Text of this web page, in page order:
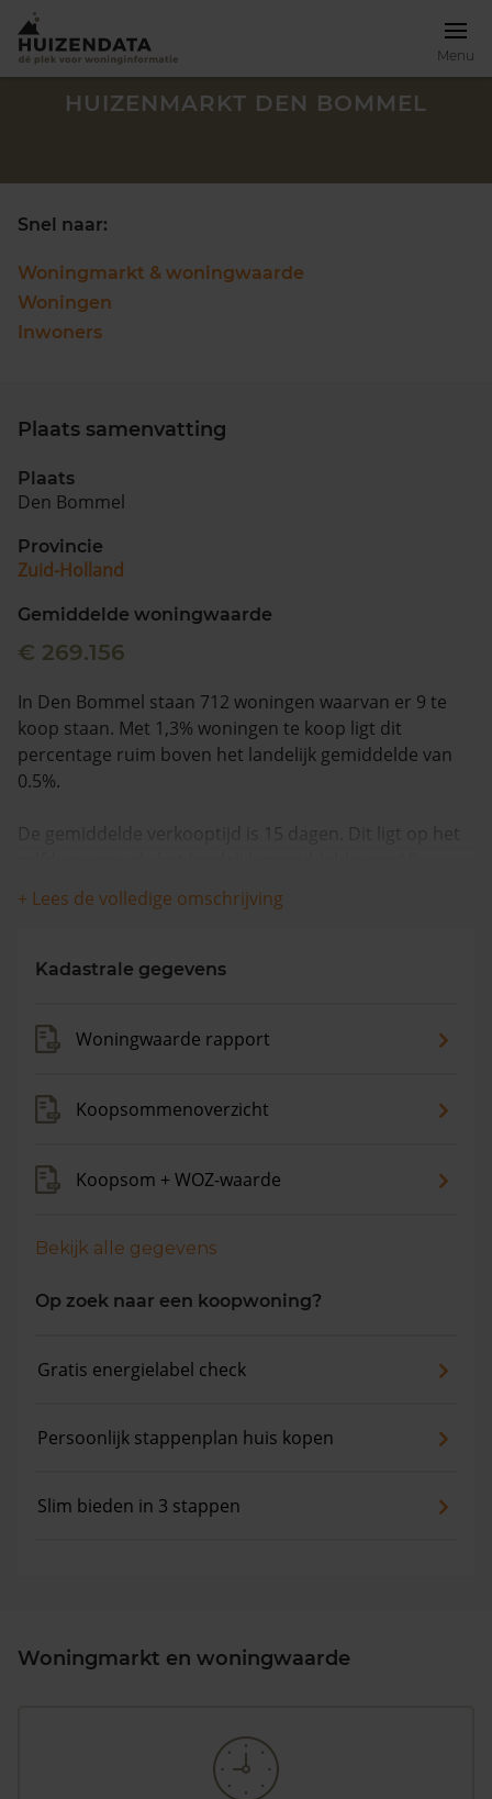
Menu
Zoek een woning
088 220 4200
Maandag t/m vrijdag - 08:00 -18:00
HUIZENMARKT DEN BOMMEL
Snel naar:
Woningmarkt & woningwaarde
Woningen
Inwoners
Plaats samenvatting
Plaats
Den Bommel
Provincie
Zuid-Holland
Gemiddelde woningwaarde
€ 269.156
In Den Bommel staan 712 woningen waarvan er 9 te
koop staan. Met 1,3% woningen te koop ligt dit
percentage ruim boven het landelijk gemiddelde van
0.5%.
De gemiddelde verkooptijd is 15 dagen. Dit ligt op het
dagen.
vraagprijs is €507.333. In de afgelopen 12 maanden is
+ Lees de volledige omschrijving
Kadastrale gegevens
Woningwaarde rapport
Koopsommenoverzicht
Koopsom + WOZ-waarde
Bekijk alle gegevens
Op zoek naar een koopwoning?
Gratis energielabel check
Persoonlijk stappenplan huis kopen
Slim bieden in 3 stappen
Woningmarkt en woningwaarde